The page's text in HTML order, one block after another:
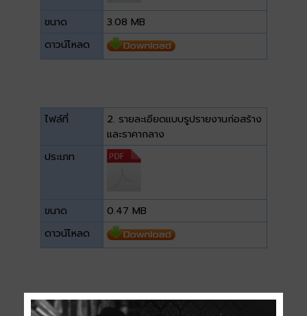
ขนาด
3.08 MB
ดาวน์โหลด
ไฟล์ที่
2. รายละเอียดแบบรูปรายงานก่อสร้าง
และราคากลาง
ประเภท
ขนาด
0.47 MB
ดาวน์โหลด
ไฟล์ที่
3. แบบมาตรฐานการก่อสร้าง